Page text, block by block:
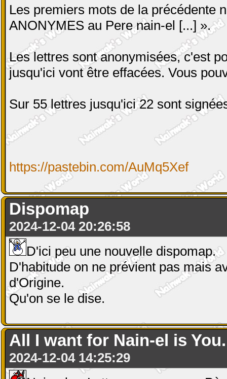
Les premiers mots de la précédente
ANONYMES au Pere nain-el [...] ».
Les lettres sont anonymisées, c'est
jusqu'ici vont être effacées. Vous
Sur 55 lettres jusqu'ici 22 sont
https://pastebin.com/AuMq5Xef
Dispomap
2024-12-04 20:26:58
D'ici peu une nouvelle dispomap.
D'habitude on ne prévient pas mais
d'Origine.
Qu'on se le dise.
All I want for Nain-el is
2024-12-04 14:25:29